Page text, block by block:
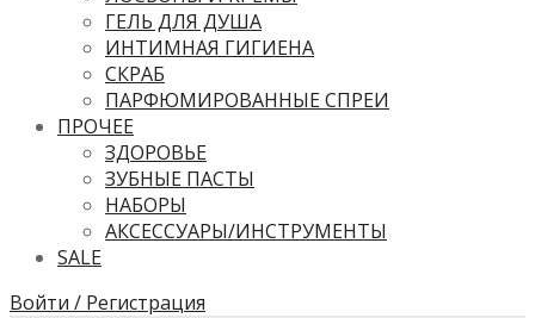
ГЕЛЬ ДЛЯ ДУША
ИНТИМНАЯ ГИГИЕНА
СКРАБ
ПАРФЮМИРОВАННЫЕ СПРЕИ
ПРОЧЕЕ
ЗДОРОВЬЕ
ЗУБНЫЕ ПАСТЫ
НАБОРЫ
АКСЕССУАРЫ/ИНСТРУМЕНТЫ
SALE
Войти / Регистрация